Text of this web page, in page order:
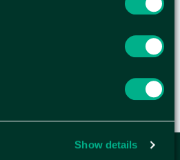
Show details
(H x B) - Sätesmått: 28,3